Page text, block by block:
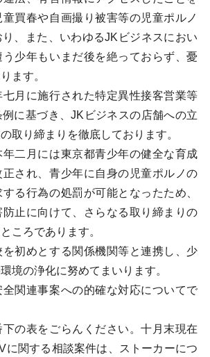
買春や自画撮り被害等の児童ポルノ
、また、いわゆるJKビジネスにおい
少年もいまだ後を絶っておらず、憂
ます。
月に施行された特定異性接客営業等
に基づき、JKビジネスの店舗への立
取り締まりを徹底しております。
二月には東京都青少年の健全な育成
され、青少年に自身の児童ポルノの
る行為の処罰が可能となったため、
防止に向けて、さらなる取り締まりの
ころであります。
初めとする関係機関等と連携し、少
境の浄化に努めてまいります。
関連事案への的確な対応についてで
の表をごらんください。十月末現在
に関する相談案件は、ストーカーにつ